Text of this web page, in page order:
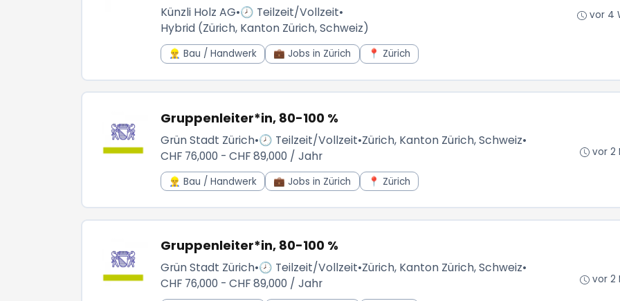
Künzli Holz AG•🕗 Teilzeit/Vollzeit•
Hybrid (Zürich, Kanton Zürich, Schweiz)
👷‍♂️ Bau / Handwerk 💼 Jobs in Zürich 📍 Zürich
vor 4
Gruppenleiter*in, 80-100 %
Grün Stadt Zürich•🕗 Teilzeit/Vollzeit•Zürich, Kanton Zürich, Schweiz•
CHF 76,000 - CHF 89,000 / Jahr
👷‍♂️ Bau / Handwerk 💼 Jobs in Zürich 📍 Zürich
vor 2
Gruppenleiter*in, 80-100 %
Grün Stadt Zürich•🕗 Teilzeit/Vollzeit•Zürich, Kanton Zürich, Schweiz•
CHF 76,000 - CHF 89,000 / Jahr
vor 2